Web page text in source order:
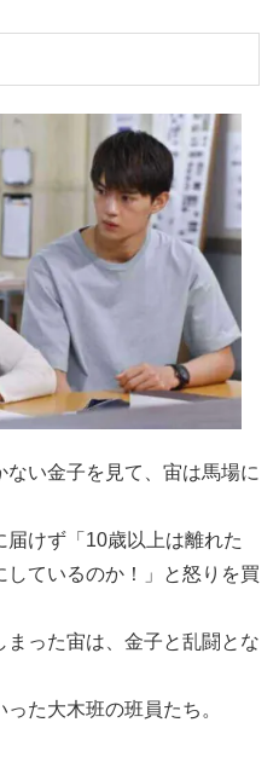
い金子を見て、宙は馬場に
届けず「10歳以上は離れた
ているのか！」と怒りを買
った宙は、金子と乱闘とな
た大木班の班員たち。